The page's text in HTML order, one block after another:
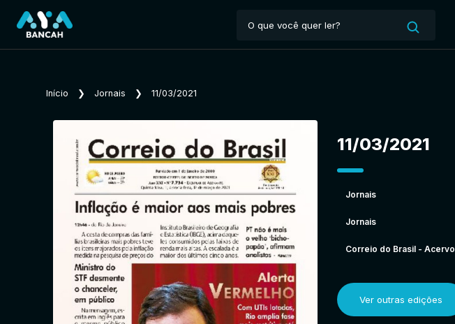
Início ❯ Jornais ❯ 11/03/2021
11/03/2021
Jornais
Jornais
Correio do Brasil - Acervo
Ver outras edições